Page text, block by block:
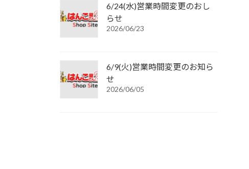
6/24(水)営業時間変更のおし
らせ
2026/06/23
6/9(火)営業時間変更のお知ら
せ
2026/06/05